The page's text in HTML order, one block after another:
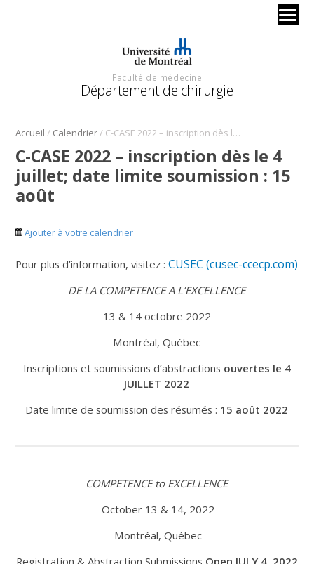
Faculté de médecine
Département de chirurgie
Accueil / Calendrier/ C-CASE 2022 – inscription dès le 4 juillet; date limite soumission : 15 août
C-CASE 2022 – inscription dès le 4
juillet; date limite soumission : 15
août
Ajouter à votre calendrier
Pour plus d’information, visitez :CUSEC (cusec-ccecp.com)
DE LA COMPETENCE A L’EXCELLENCE
13 & 14 octobre 2022
Montréal, Québec
Inscriptions et soumissions d’abstractions ouvertes le 4
JUILLET 2022
Date limite de soumission des résumés : 15 août 2022
COMPETENCE to EXCELLENCE
October 13 & 14, 2022
Montréal, Québec
Registration & Abstraction Submissions Open JULY 4, 2022